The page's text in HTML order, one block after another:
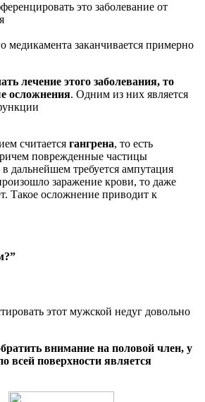
это заболевание от
медикамента заканчивается примерно
лечение этого заболевания, то
осложнения. Одним из них является
считается гангрена, то есть
поврежденные частицы
дальнейшем требуется ампутация
заражение крови, то даже
Такое осложнение приводит к
этот мужской недуг довольно
внимание на половой член, у
всей поверхности является